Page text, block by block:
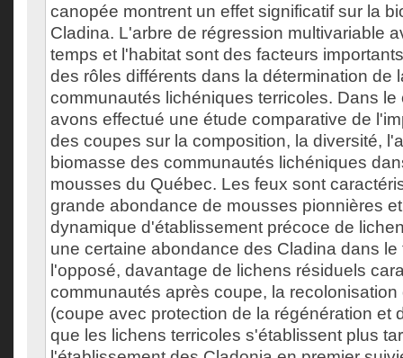
canopée montrent un effet significatif sur la
Cladina. L'arbre de régression multivariable
temps et l'habitat sont des facteurs
des rôles différents dans la détermination de
communautés lichéniques terricoles. Dans
avons effectué une étude comparative de
des coupes sur la composition, la diversité,
biomasse des communautés lichéniques
mousses du Québec. Les feux sont
grande abondance de mousses pionnières
dynamique d'établissement précoce de
une certaine abondance des Cladina dans
l'opposé, davantage de lichens résiduels
communautés après coupe, la
(coupe avec protection de la régénération et
que les lichens terricoles s'établissent plus